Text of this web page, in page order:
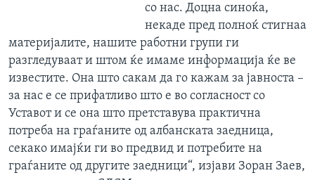
со нас. Доцна синоќа,
некаде пред полноќ стигнаа
материјалите, нашите работни групи ги
разгледуваат и штом ќе имаме информација ќе ве
известите. Она што сакам да го кажам за јавноста –
за нас е се прифатливо што е во согласност со
Уставот и се она што претставува практична
потреба на граѓаните од албанската заедница,
секако имајќи ги во предвид и потребите на
граѓаните од другите заедници“, изјави Зоран Заев,